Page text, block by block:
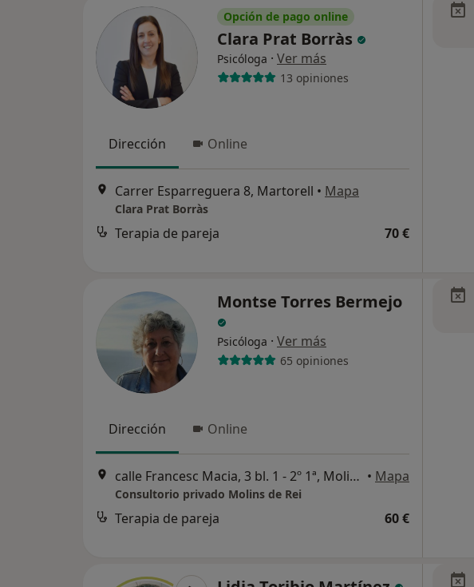
Opción de pago online
Clara Prat Borràs
Psicóloga · Ver más
13 opiniones
Dirección Online
Carrer Esparreguera 8, Martorell • Mapa
Clara Prat Borràs
Terapia de pareja 70 €
Montse Torres Bermejo
Psicóloga · Ver más
65 opiniones
Dirección Online
calle Francesc Macia, 3 bl. 1 - 2º 1ª, Molins de Rei • Mapa
Consultorio privado Molins de Rei
Terapia de pareja 60 €